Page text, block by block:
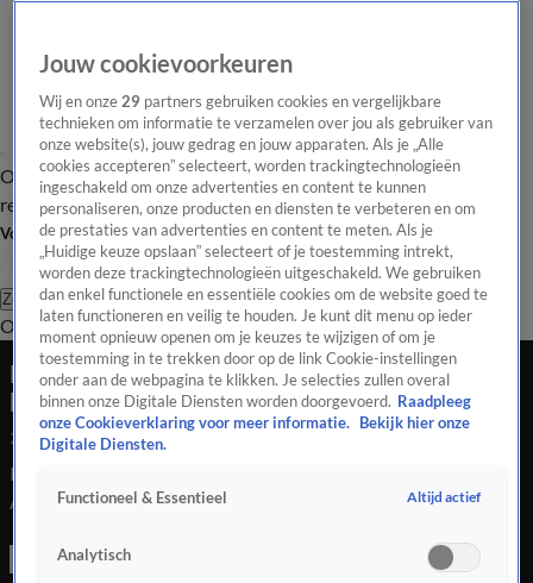
Overzicht Laatste nieuws Regionieuws Het beste van Hart
Tip de
redactie
Volg Hart van Nederland
Zoeken
OverzichtRegioUitzendingenWeerTip de redactiePanelVideo's
Politie grijpt in bij drukte en ongeregeldheden in
binnenstad...
27 juni 2021, 10:38
Politie grijpt in bij drukte en ongeregeldheden in binnenstad
Arnhem en Tilburg
Jouw cookievoorkeuren
Wij en onze29 partners gebruiken cookies en vergelijkbare
technieken om informatie te verzamelen over jou als gebruiker van
onze website(s), jouw gedrag en jouw apparaten. Als je „Alle
cookies accepteren” selecteert, worden trackingtechnologieën
ingeschakeld om onze advertenties en content te kunnen
personaliseren, onze producten en diensten te verbeteren en om
de prestaties van advertenties en content te meten. Als je
„Huidige keuze opslaan” selecteert of je toestemming intrekt,
worden deze trackingtechnologieën uitgeschakeld. We gebruiken
dan enkel functionele en essentiële cookies om de website goed te
laten functioneren en veilig te houden. Je kunt dit menu op ieder
moment opnieuw openen om je keuzes te wijzigen of om je
toestemming in te trekken door op de link Cookie-instellingen
onder aan de webpagina te klikken. Je selecties zullen overal
binnen onze Digitale Diensten worden doorgevoerd. Raadpleeg
onze Cookieverklaring voor meer informatie.
Bekijk hier onze
Digitale Diensten.
Functioneel & Essentieel Altijd actief
Analytisch